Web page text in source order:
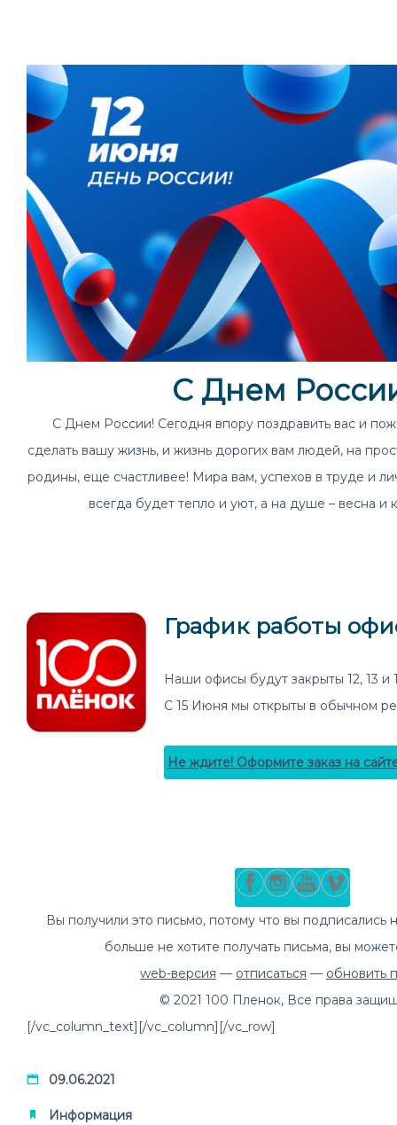
С Днем
С Днем России! Сегодня впору поздравить вас и
сделать вашу жизнь, и жизнь дорогих вам людей, на
родины, еще счастливее! Мира вам, успехов в труде и
всегда будет тепло и уют, а на душе – весна и
График работы
Наши офисы будут закрыты 12, 13 и
С 15 Июня мы открыты в обычном
Не ждите! Оформите заказ на
Вы получили это письмо, потому что вы подписались
больше не хотите получать письма, вы
web-версия — отписаться — обновить
© 2021 100 Пленок, Все права
[/vc_column_text][/vc_column][/vc_row]
09.06.2021
Информация